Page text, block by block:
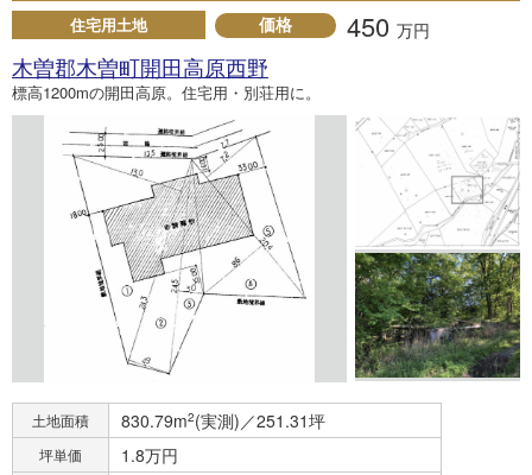
住宅用土地 価格 450 万円
木曽郡木曽町開田高原西野
標高1200mの開田高原。住宅用・別荘用に。
土地面積 830.79m2(実測)／251.31坪
坪単価 1.8万円